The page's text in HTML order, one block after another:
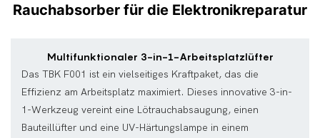
Rauchabsorber für die Elektronikreparatur
Multifunktionaler 3-in-1-Arbeitsplatzlüfter
Das TBK F001 ist ein vielseitiges Kraftpaket, das die
Effizienz am Arbeitsplatz maximiert. Dieses innovative 3-in-
1-Werkzeug vereint eine Lötrauchabsaugung, einen
Bauteillüfter und eine UV-Härtungslampe in einem